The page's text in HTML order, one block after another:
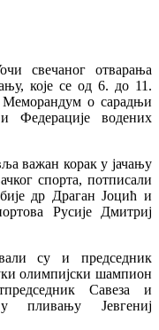
свечаног отварања
које се од 6. до 11.
Меморандум о сарадњи
Федерације водених
важан корак у јачању
спорта, потписали
др Драган Јоцић и
Русије Дмитриј
су и председник
олимпијски шампион
Савеза и
пливању Јевгениј